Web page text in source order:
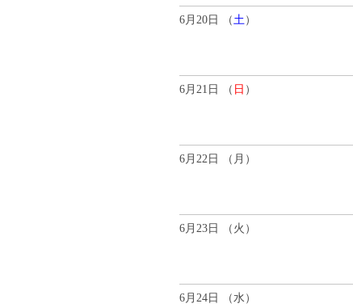
6月20日 （土）
6月21日 （ 日 ）
6月22日 （ 月 ）
6月23日 （ 火 ）
6月24日 （水）